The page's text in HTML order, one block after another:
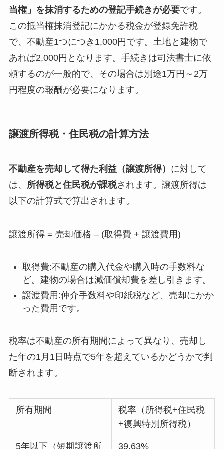
当権」を抹消するための登記手続きが必要です。
この抵当権抹消登記にかかる税金が登録免許税
で、不動産1つにつき1,000円です。土地と建物で
あれば2,000円となります。手続きは司法書士に依
頼するのが一般的で、その場合は別途1万円～2万
円程度の報酬が必要になります。
譲渡所得税・住民税の計算方法
不動産を売却して得た利益（譲渡所得） に対して
は、
所得税と住民税が課税されます。譲渡所得は
以下の計算式で算出されます。
譲渡所得 = 売却価格 – (取得費 + 譲渡費用)
取得費:不動産の購入代金や購入時の手数料な
ど。建物の場合は減価償却費を差し引きます。
譲渡費用:仲介手数料や印紙税など、売却にかか
った費用です。
税率は不動産の所有期間によって異なり、売却し
た年の1月1日時点で5年を超えているかどうかで判
断されます。
所有期間
税率（所得税+住民税
+復興特別所得税）
5年以下（短期譲渡所 39.63%